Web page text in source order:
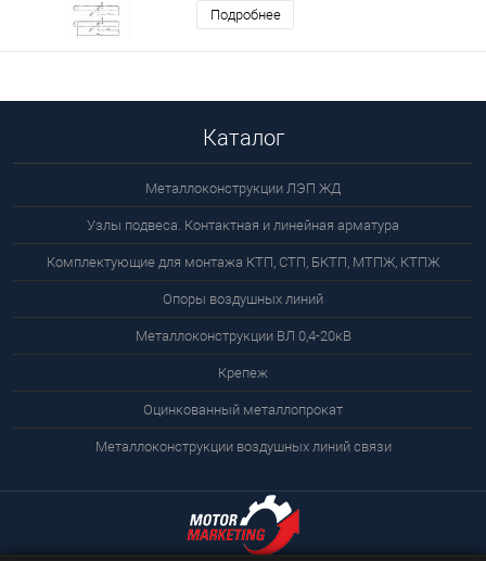
Подробнее
Каталог
Металлоконструкции ЛЭП ЖД
Узлы подвеса. Контактная и линейная арматура
Комплектующие для монтажа КТП, СТП, БКТП, МТПЖ, КТПЖ
Опоры воздушных линий
Металлоконструкции ВЛ 0,4-20кВ
Крепеж
Оцинкованный металлопрокат
Металлоконструкции воздушных линий связи